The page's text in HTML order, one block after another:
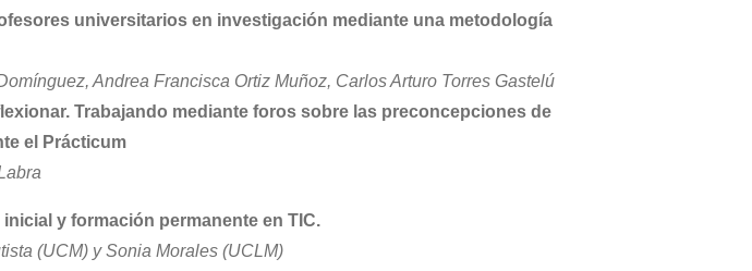
universitarios en investigación mediante una metodología
Andrea Francisca Ortiz Muñoz, Carlos Arturo Torres Gastelú
Trabajando mediante foros sobre las preconcepciones de
el Prácticum
inicial y formación permanente en TIC.
(UCM) y Sonia Morales (UCLM)